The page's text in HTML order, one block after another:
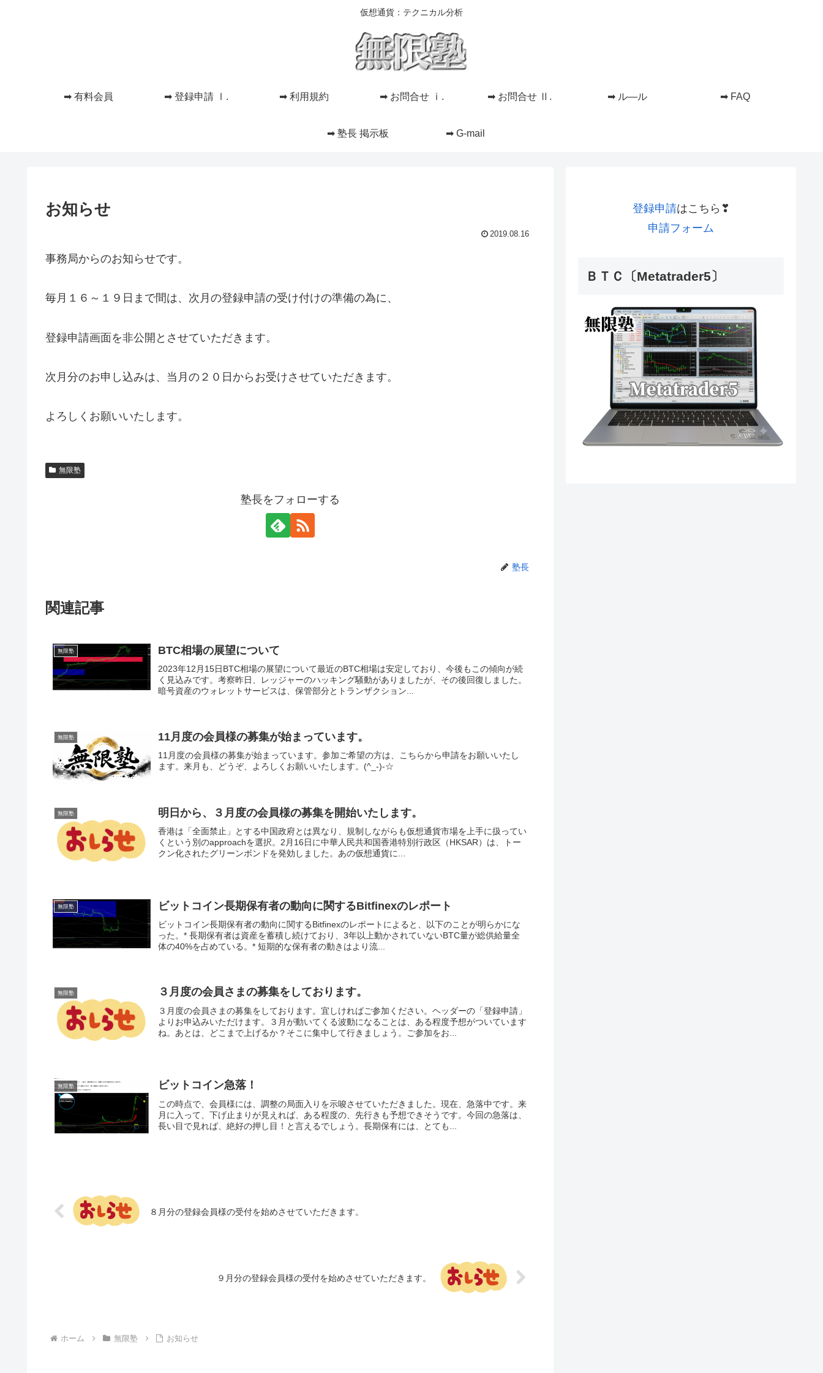
仮想通貨：テクニカル分析
➡ 有料会員 ➡ 登録申請 Ⅰ. ➡ 利用規約 ➡ お問合せ ⅰ. ➡ お問合せ Ⅱ. ➡ ル―ル ➡ FAQ
➡ 塾長 掲示板 ➡ G-mail
お知らせ
2019.08.16
事務局からのお知らせです。
毎月１６～１９日まで間は、次月の登録申請の受け付けの準備の為に、
登録申請画面を非公開とさせていただきます。
次月分のお申し込みは、当月の２０日からお受けさせていただきます。
よろしくお願いいたします。
無限塾
塾長をフォローする
塾長
関連記事
無限塾 BTC相場の展望について
2023年12月15日BTC相場の展望について最近のBTC相場は安定しており、今後もこの傾向が続
く見込みです。考察昨日、レッジャーのハッキング騒動がありましたが、その後回復しました。
暗号資産のウォレットサービスは、保管部分とトランザクション...
無限塾 11月度の会員様の募集が始まっています。
11月度の会員様の募集が始まっています。参加ご希望の方は、こちらから申請をお願いいたし
ます。来月も、どうぞ、よろしくお願いいたします。(^_-)-☆
無限塾 明日から、３月度の会員様の募集を開始いたします。
香港は「全面禁止」とする中国政府とは異なり、規制しながらも仮想通貨市場を上手に扱ってい
くという別のapproachを選択。2月16日に中華人民共和国香港特別行政区（HKSAR）は、トー
クン化されたグリーンボンドを発効しました。あの仮想通貨に...
無限塾 ビットコイン長期保有者の動向に関するBitfinexのレポート
ビットコイン長期保有者の動向に関するBitfinexのレポートによると、以下のことが明らかにな
った。* 長期保有者は資産を蓄積し続けており、3年以上動かされていないBTC量が総供給量全
体の40%を占めている。* 短期的な保有者の動きはより流...
無限塾 ３月度の会員さまの募集をしております。
３月度の会員さまの募集をしております。宜しければご参加ください。ヘッダーの「登録申請」
よりお申込みいただけます。３月が動いてくる波動になることは、ある程度予想がついています
ね。あとは、どこまで上げるか？そこに集中して行きましょう。ご参加をお...
無限塾 ビットコイン急落！
この時点で、会員様には、調整の局面入りを示唆させていただきました。現在、急落中です。来
月に入って、下げ止まりが見えれば、ある程度の、先行きも予想できそうです。今回の急落は、
長い目で見れば、絶好の押し目！と言えるでしょう。長期保有には、とても...
８月分の登録会員様の受付を始めさせていただきます。
９月分の登録会員様の受付を始めさせていただきます。
ホーム 無限塾 お知らせ
登録申請はこちら❣
申請フォーム
ＢＴＣ〔Metatrader5〕